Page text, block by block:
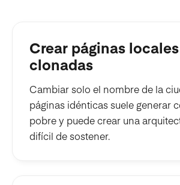
Crear páginas locales
clonadas
Cambiar solo el nombre de la
páginas idénticas suele generar
pobre y puede crear una
difícil de sostener.